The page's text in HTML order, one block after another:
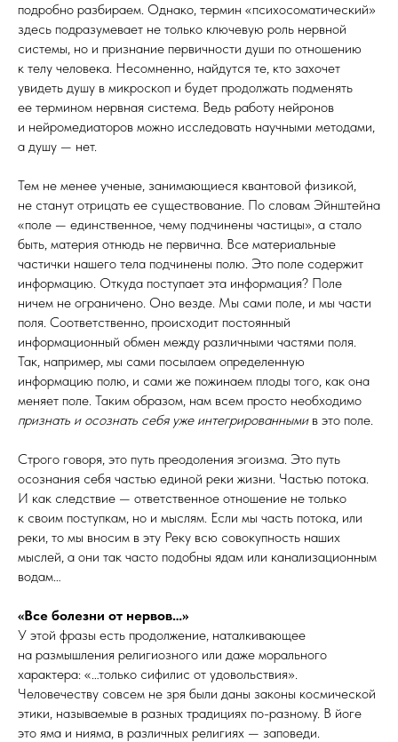
подробно разбираем. Однако, термин «психосоматический»
здесь подразумевает не только ключевую роль нервной
системы, но и признание первичности души по отношению
к телу человека. Несомненно, найдутся те, кто захочет
увидеть душу в микроскоп и будет продолжать подменять
ее термином нервная система. Ведь работу нейронов
и нейромедиаторов можно исследовать научными методами,
а душу — нет.
Тем не менее ученые, занимающиеся квантовой физикой,
не станут отрицать ее существование. По словам Эйнштейна
«поле — единственное, чему подчинены частицы», а стало
быть, материя отнюдь не первична. Все материальные
частички нашего тела подчинены полю. Это поле содержит
информацию. Откуда поступает эта информация? Поле
ничем не ограничено. Оно везде. Мы сами поле, и мы части
поля. Соответственно, происходит постоянный
информационный обмен между различными частями поля.
Так, например, мы сами посылаем определенную
информацию полю, и сами же пожинаем плоды того, как она
меняет поле. Таким образом, нам всем просто необходимо
признать и осознать себя уже интегрированнымив это поле.
Строго говоря, это путь преодоления эгоизма. Это путь
осознания себя частью единой реки жизни. Частью потока.
И как следствие — ответственное отношение не только
к своим поступкам, но и мыслям. Если мы часть потока, или
реки, то мы вносим в эту Реку всю совокупность наших
мыслей, а они так часто подобны ядам или канализационным
водам…
«Все болезни от нервов…»
У этой фразы есть продолжение, наталкивающее
на размышления религиозного или даже морального
характера: «…только сифилис от удовольствия».
Человечеству совсем не зря были даны законы космической
этики, называемые в разных традициях по-разному. В йоге
это яма и нияма, в различных религиях — заповеди.